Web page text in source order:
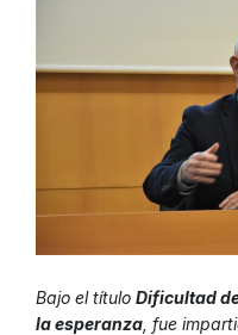
Bajo el título Dificultad
la esperanza , fue